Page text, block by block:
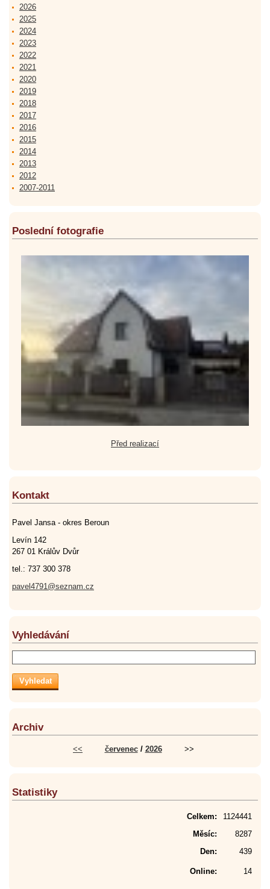
2026
2025
2024
2023
2022
2021
2020
2019
2018
2017
2016
2015
2014
2013
2012
2007-2011
Poslední fotografie
Před realizací
Kontakt
Pavel Jansa - okres Beroun
Levín 142
267 01 Králův Dvůr
tel.: 737 300 378
pavel4791@seznam.cz
Vyhledávání
Archiv
<< červenec/ 2026 >>
Statistiky
Online: 14
Celkem:
1124441
Měsíc:
8287
Den:
439